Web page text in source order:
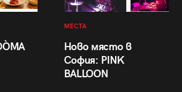
МЕСТА
Ново място в
София: PINK
BALLOON